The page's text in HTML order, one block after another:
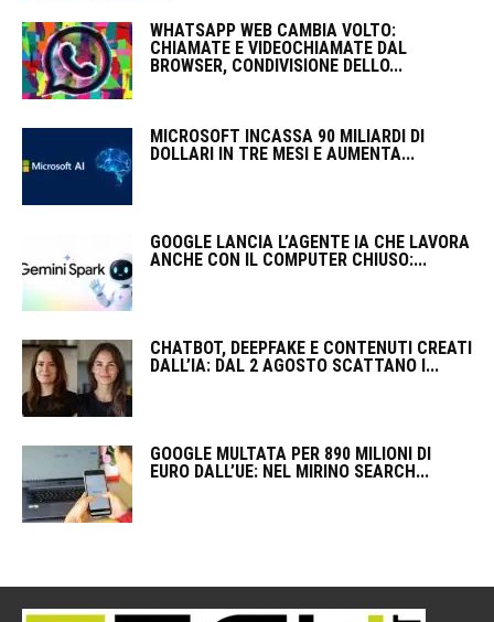
WHATSAPP WEB CAMBIA VOLTO:
CHIAMATE E VIDEOCHIAMATE DAL
BROWSER, CONDIVISIONE DELLO...
MICROSOFT INCASSA 90 MILIARDI DI
DOLLARI IN TRE MESI E AUMENTA...
GOOGLE LANCIA L’AGENTE IA CHE LAVORA
ANCHE CON IL COMPUTER CHIUSO:...
CHATBOT, DEEPFAKE E CONTENUTI CREATI
DALL’IA: DAL 2 AGOSTO SCATTANO I...
GOOGLE MULTATA PER 890 MILIONI DI
EURO DALL’UE: NEL MIRINO SEARCH...